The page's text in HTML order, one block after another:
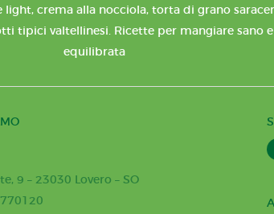
crema alla nocciola, torta di grano
tipici valtellinesi. Ricette per mangiare sano
equilibrata
9 – 23030 Lovero – SO